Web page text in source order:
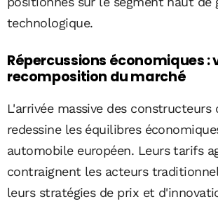
technologique.
Répercussions économiques :
recomposition du marché
L'arrivée massive des constructeurs
redessine les équilibres
automobile européen. Leurs tarifs
contraignent les acteurs
leurs stratégies de prix et